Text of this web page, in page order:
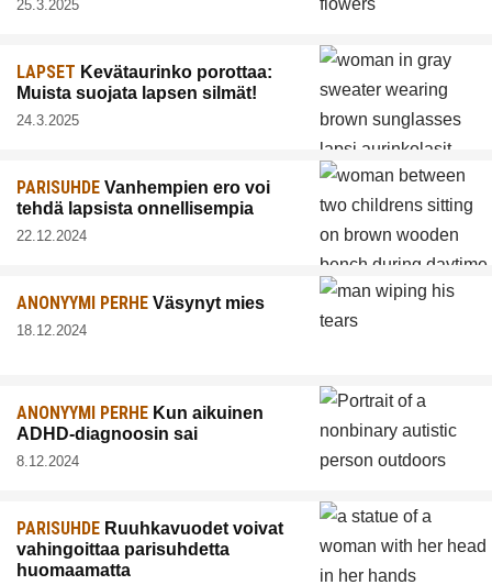
25.3.2025
LAPSET Kevätaurinko porottaa:
Muista suojata lapsen silmät!
24.3.2025
PARISUHDE Vanhempien ero voi
tehdä lapsista onnellisempia
22.12.2024
ANONYYMI PERHE Väsynyt mies
18.12.2024
ANONYYMI PERHE Kun aikuinen
ADHD-diagnoosin sai
8.12.2024
PARISUHDE Ruuhkavuodet voivat
vahingoittaa parisuhdetta
huomaamatta